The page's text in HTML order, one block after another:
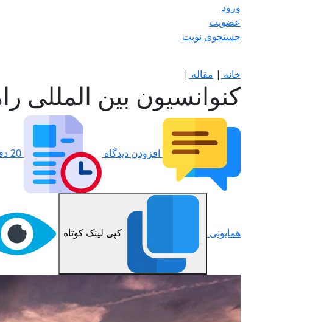
ورود
عضویت
جستجوی نوبت
خانه | مقاله |
کنوانسیون بین المللی
افزودن دیدگاه
همایونی